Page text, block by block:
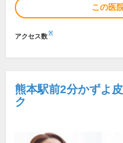
この医
アクセス数※
熊本駅前2分かずよ
ク